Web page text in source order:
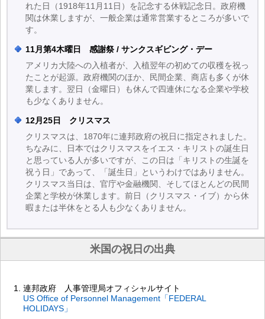
れた日（1918年11月11日）を記念する休戦記念日。政府機
関は休業しますが、一般企業は通常営業するところが多いで
す。
11月第4木曜日 感謝祭 / サンクスギビング・デー
アメリカ大陸への入植者が、入植翌年の初めての収穫を祝っ
たことが起源。政府機関のほか、民間企業、商店も多くが休
業します。翌日（金曜日）も休んで四連休になる企業や学校
も少なくありません。
12月25日 クリスマス
クリスマスは、1870年に連邦政府の祝日に指定されました。
ちなみに、日本ではクリスマスをイエス・キリストの誕生日
と思っている人が多いですが、この日は「キリストの生誕を
祝う日」であって、「誕生日」というわけではありません。
クリスマス当日は、官庁や金融機関、そしてほとんどの民間
企業と学校が休業します。前日（クリスマス・イブ）から休
暇または半休をとる人も少なくありません。
米国の祝日の出典
連邦政府 人事管理局オフィシャルサイト
US Office of Personnel Management「FEDERAL
HOLIDAYS」